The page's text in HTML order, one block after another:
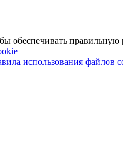
обеспечивать правильную
использования файлов